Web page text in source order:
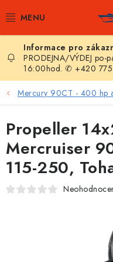
na
E-SHOP
AKČNÍ SLEVY
ZPRAVODAJ
KONTAKTY
PRODEJNA/VÝDEJ
16:00hod. ✆ +420
Mercury 90CT - 400 hp a
Propeller
Mercruiser
115-250,